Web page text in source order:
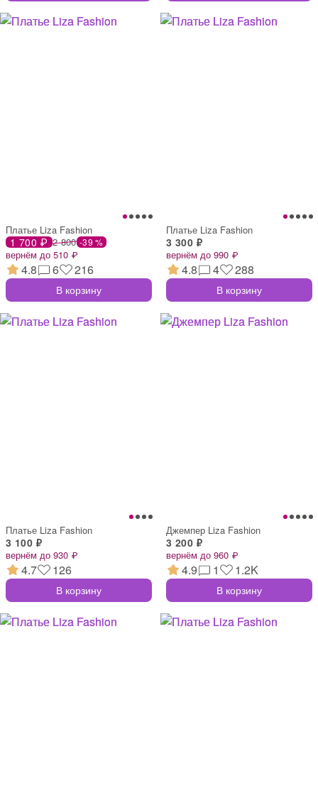
Платье Liza Fashion
1 700 ₽ 2 800 -39 %
вернём до 510 ₽
4.8 6 216
В корзину
Платье Liza Fashion
3 300 ₽
вернём до 990 ₽
4.8 4 288
В корзину
Платье Liza Fashion
3 100 ₽
вернём до 930 ₽
4.7 126
В корзину
Джемпер Liza Fashion
3 200 ₽
вернём до 960 ₽
4.9 1 1.2K
В корзину